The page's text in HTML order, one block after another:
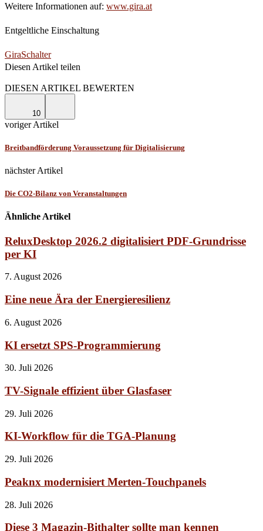
Weitere Informationen auf: www.gira.at
Entgeltliche Einschaltung
GiraSchalter
Diesen Artikel teilen
DIESEN ARTIKEL BEWERTEN
10
voriger Artikel
Breitbandförderung Voraussetzung für Digitalisierung
nächster Artikel
Die CO2-Bilanz von Veranstaltungen
Ähnliche Artikel
ReluxDesktop 2026.2 digitalisiert PDF-Grundrisse
per KI
7. August 2026
Eine neue Ära der Energieresilienz
6. August 2026
KI ersetzt SPS-Programmierung
30. Juli 2026
TV-Signale effizient über Glasfaser
29. Juli 2026
KI-Workflow für die TGA-Planung
29. Juli 2026
Peaknx modernisiert Merten-Touchpanels
28. Juli 2026
Diese 3 Magazin-Bithalter sollte man kennen